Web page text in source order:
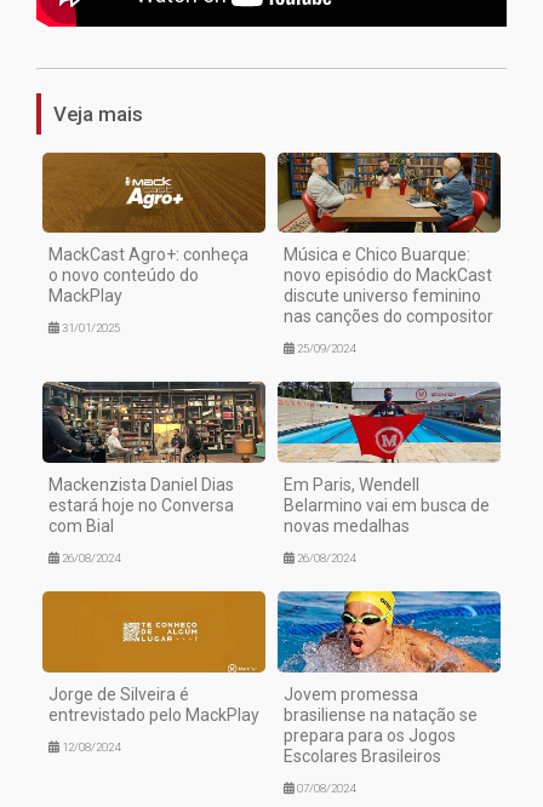
1
Veja mais
MackCast Agro+: conheça
o novo conteúdo do
MackPlay
31/01/2025
Música e Chico Buarque:
novo episódio do MackCast
discute universo feminino
nas canções do compositor
25/09/2024
Mackenzista Daniel Dias
estará hoje no Conversa
com Bial
26/08/2024
Em Paris, Wendell
Belarmino vai em busca de
novas medalhas
26/08/2024
Jorge de Silveira é
entrevistado pelo MackPlay
12/08/2024
Jovem promessa
brasiliense na natação se
prepara para os Jogos
Escolares Brasileiros
07/08/2024